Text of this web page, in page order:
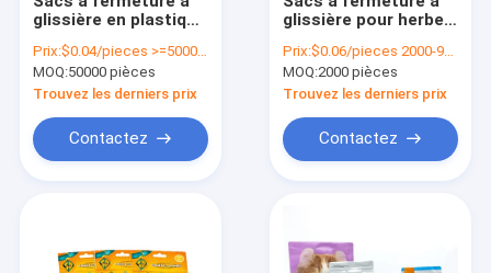
glissière en plastique
d'aluminium mat
Prix:$0.04/pieces >=50000 pieces
MOQ:50000 pièces
Trouvez les derniers prix
Contactez
glissière pour herbes,
épices, aliments pour
animaux de
compagnie, savon
Prix:$0.06/pieces 2000-9999 pieces
MOQ:2000 pièces
Trouvez les derniers prix
Contactez